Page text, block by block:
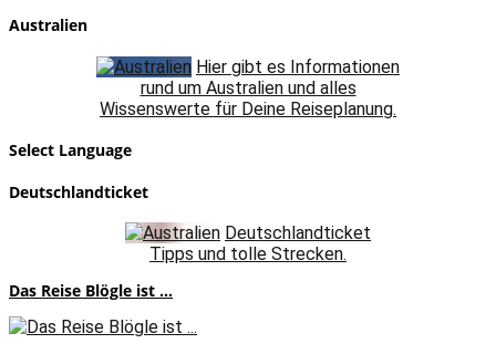
Australien
Hier gibt es Informationen
rund um Australien und alles
Wissenswerte für Deine Reiseplanung.
Select Language
Deutschlandticket
Deutschlandticket
Tipps und tolle Strecken.
Das Reise Blögle ist ...